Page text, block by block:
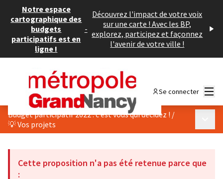
Notre espace
cartographique des
budgets
participatifs est en
ligne !
-
Découvrez l'impact de votre voix
sur une carte ! Avec les BP,
explorez, participez et façonnez
l'avenir de votre ville !
Se connecter
Budget participatif 2022 : c’est vous qui décidez ! /
💡 Vos projets
Cette proposition n'a pas été retenue parce que
: